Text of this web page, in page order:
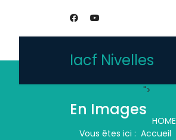
Iacf Nivelles
">
HOME
En Images
Vous êtes ici : Accueil